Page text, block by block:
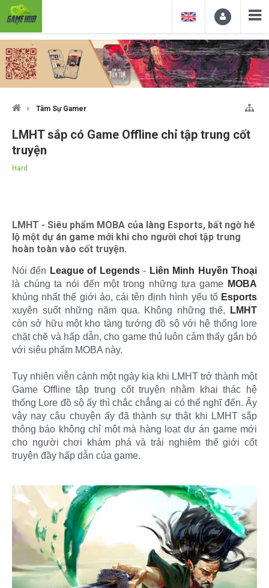
Tâm Sự Gamer
LMHT sắp có Game Offline chỉ tập trung cốt
truyện
Hard
LMHT - Siêu phẩm MOBA của làng Esports, bất ngờ hé
lộ một dự án game mới khi cho người chơi tập trung
hoàn toàn vào cốt truyện.
Nói đến League of Legends- Liên Minh Huyền Thoại
là chúng ta nói đến một trong những tựa game MOBA
khủng nhất thế giới ảo, cái tên định hình yếu tố Esports
xuyên suốt những năm qua. Không những thế,
LMHT
còn sở hữu một kho tàng tướng đồ sộ với hệ thống lore
chặt chẽ và hấp dẫn, cho game thủ luôn cảm thấy gắn bó
với siêu phẩm MOBA này.
Tuy nhiên viễn cảnh một ngày kia khi LMHT trở thành một
Game Offline tập trung cốt truyện nhằm khai thác hệ
thống Lore đồ sộ ấy thì chắc chẳng ai có thể nghĩ đến. Ấy
vậy nay câu chuyện ấy đã thành sự thật khi LMHT sắp
thông báo không chỉ một mà hàng loạt dự án game mới
cho người chơi khám phá và trải nghiệm thế giới cốt
truyện đầy hấp dẫn của game.